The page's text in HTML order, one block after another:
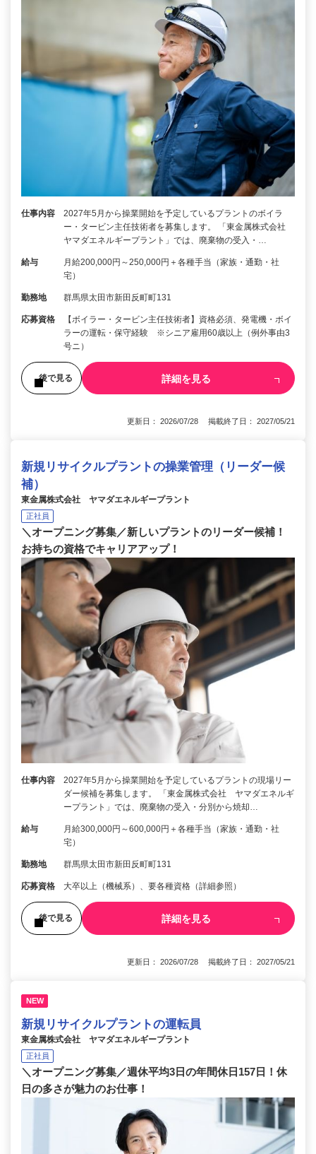
仕事内容
2027年5月から操業開始を予定しているプラントのボイラ
ー・タービン主任技術者を募集します。 「東金属株式会社
ヤマダエネルギープラント」では、廃棄物の受入・…
給与
月給200,000円～250,000円＋各種手当（家族・通勤・社
宅）
勤務地 群馬県太田市新田反町町131
応募資格
【ボイラー・タービン主任技術者】資格必須、発電機・ボイ
ラーの運転・保守経験 ※シニア雇用60歳以上（例外事由3
号ニ）
後で見る 詳細を見る
更新日： 2026/07/28 掲載終了日： 2027/05/21
新規リサイクルプラントの操業管理（リーダー候
補）
東金属株式会社 ヤマダエネルギープラント
正社員
＼オープニング募集／新しいプラントのリーダー候補！
お持ちの資格でキャリアアップ！
仕事内容
2027年5月から操業開始を予定しているプラントの現場リー
ダー候補を募集します。 「東金属株式会社 ヤマダエネルギ
ープラント」では、廃棄物の受入・分別から焼却…
給与
月給300,000円～600,000円＋各種手当（家族・通勤・社
宅）
勤務地 群馬県太田市新田反町町131
応募資格 大卒以上（機械系）、要各種資格（詳細参照）
後で見る 詳細を見る
更新日： 2026/07/28 掲載終了日： 2027/05/21
NEW
新規リサイクルプラントの運転員
東金属株式会社 ヤマダエネルギープラント
正社員
＼オープニング募集／週休平均3日の年間休日157日！休
日の多さが魅力のお仕事！